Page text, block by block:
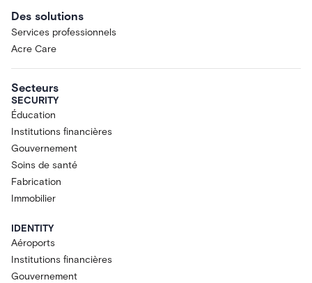
Des solutions
Services professionnels
Acre Care
Secteurs
SECURITY
Éducation
Institutions financières
Gouvernement
Soins de santé
Fabrication
Immobilier
IDENTITY
Aéroports
Institutions financières
Gouvernement